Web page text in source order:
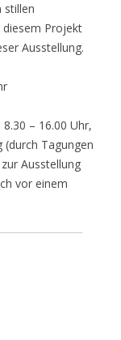
stillen
diesem Projekt
Ausstellung.
– 16.00 Uhr,
(durch Tagungen
Ausstellung
vor einem